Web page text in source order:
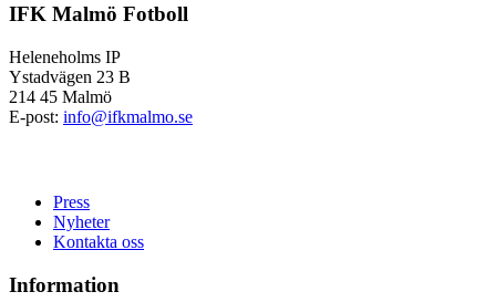
IFK Malmö Fotboll
Heleneholms IP
Ystadvägen 23 B
214 45 Malmö
E-post: info@ifkmalmo.se
Press
Nyheter
Kontakta oss
Information